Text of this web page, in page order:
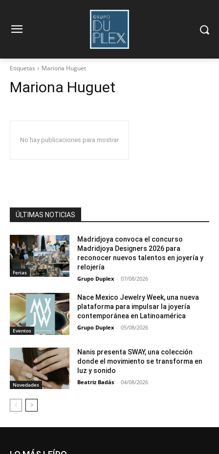
Etiquetas Mariona Huguet
Mariona Huguet
No hay publicaciones para mostrar
ÚLTIMAS NOTICIAS
Ferias
Madridjoya convoca el concurso
Madridjoya Designers 2026 para
reconocer nuevos talentos en joyería y
relojería
Grupo Duplex - 07/08/2026
Eventos
Nace Mexico Jewelry Week, una nueva
plataforma para impulsar la joyería
contemporánea en Latinoamérica
Grupo Duplex - 05/08/2026
Novedades
Nanis presenta SWAY, una colección
donde el movimiento se transforma en
luz y sonido
Beatriz Badás - 04/08/2026